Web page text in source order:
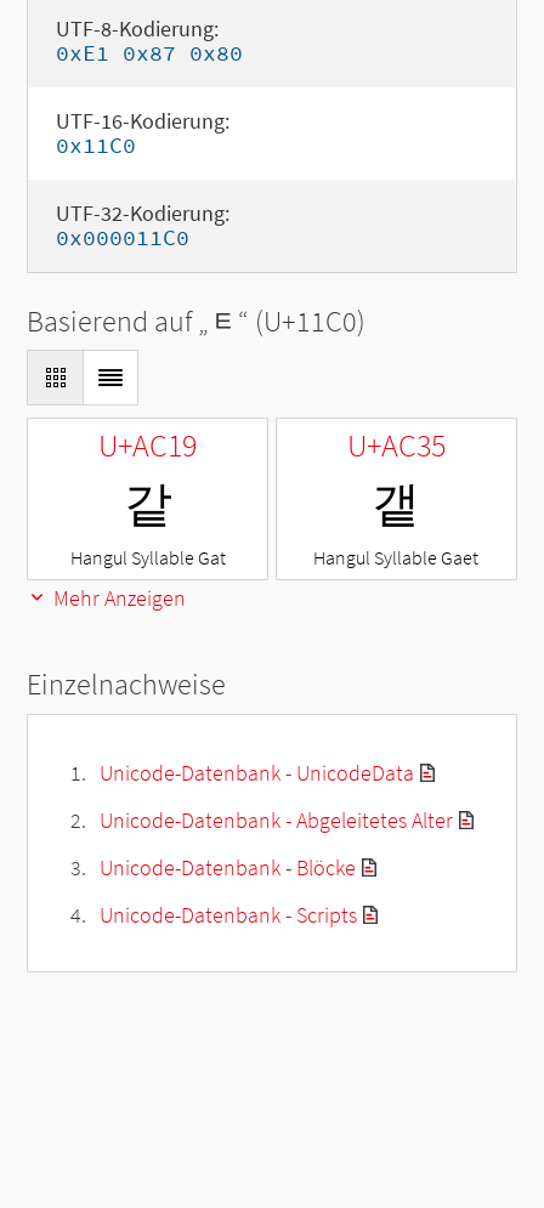
UTF-8-Kodierung:
0xE1 0x87 0x80
UTF-16-Kodierung:
0x11C0
UTF-32-Kodierung:
0x000011C0
Basierend auf „ ᇀ “ (U+11C0)
U+AC19
같
Hangul Syllable Gat
U+AC35
갵
Hangul Syllable Gaet
Mehr Anzeigen
Einzelnachweise
Unicode-Datenbank - UnicodeData
Unicode-Datenbank - Abgeleitetes Alter
Unicode-Datenbank - Blöcke
Unicode-Datenbank - Scripts